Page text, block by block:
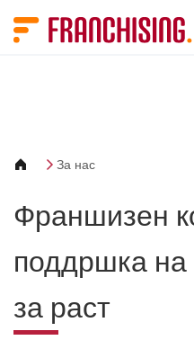
За нас
Франшизен
поддршка
за раст